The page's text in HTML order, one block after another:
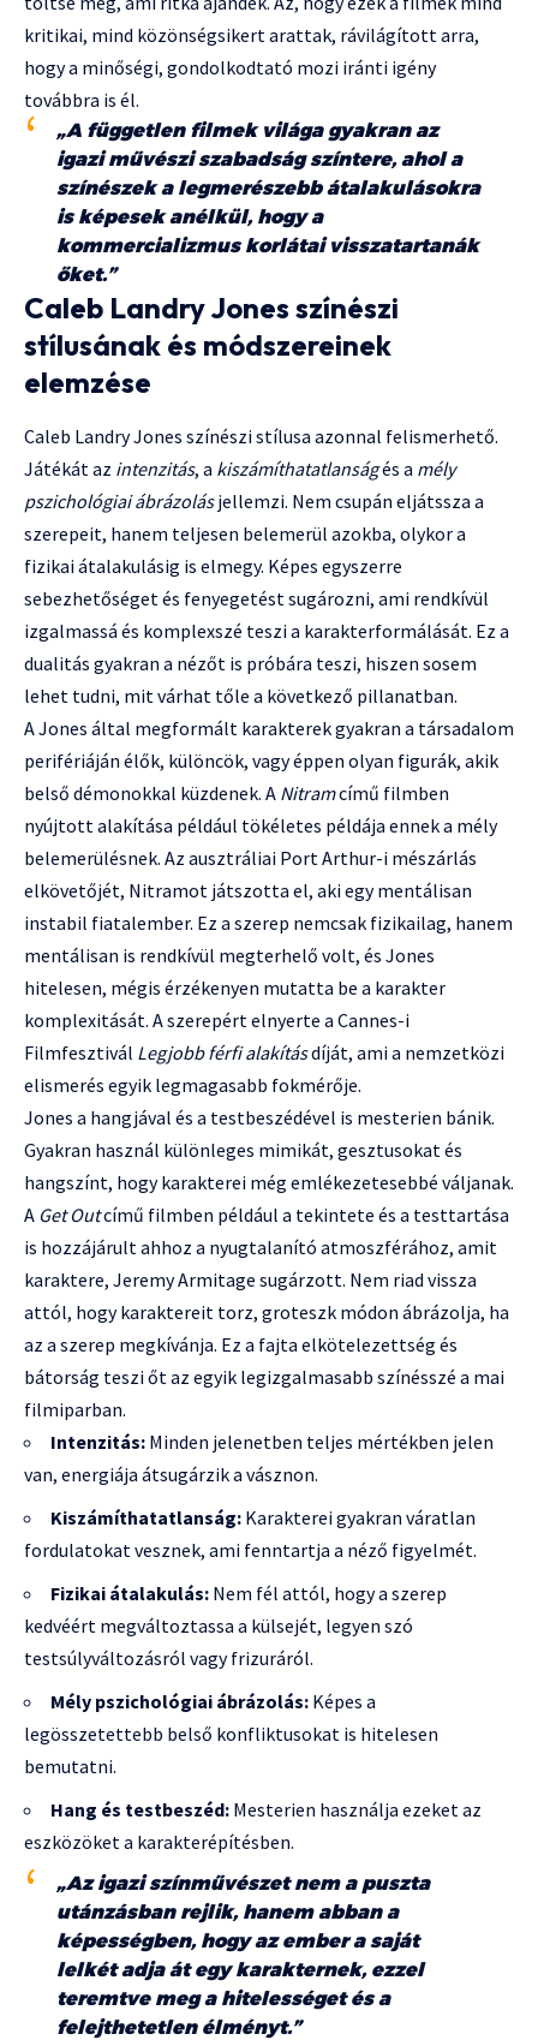
kritikai, mind közönségsikert arattak, rávilágított arra,
hogy a minőségi, gondolkodtató mozi iránti igény
továbbra is él.
„A független filmek világa gyakran az
igazi művészi szabadság színtere, ahol a
színészek a legmerészebb átalakulásokra
is képesek anélkül, hogy a
kommercializmus korlátai visszatartanák
őket.”
Caleb Landry Jones színészi
stílusának és módszereinek
elemzése
Caleb Landry Jones színészi stílusa azonnal felismerhető.
Játékát az intenzitás, a kiszámíthatatlanságés a mély
pszichológiai ábrázolásjellemzi. Nem csupán eljátssza a
szerepeit, hanem teljesen belemerül azokba, olykor a
fizikai átalakulásig is elmegy. Képes egyszerre
sebezhetőséget és fenyegetést sugározni, ami rendkívül
izgalmassá és komplexszé teszi a karakterformálását. Ez a
dualitás gyakran a nézőt is próbára teszi, hiszen sosem
lehet tudni, mit várhat tőle a következő pillanatban.
A Jones által megformált karakterek gyakran a társadalom
perifériáján élők, különcök, vagy éppen olyan figurák, akik
belső démonokkal küzdenek. A Nitramcímű filmben
nyújtott alakítása például tökéletes példája ennek a mély
belemerülésnek. Az ausztráliai Port Arthur-i mészárlás
elkövetőjét, Nitramot játszotta el, aki egy mentálisan
instabil fiatalember. Ez a szerep nemcsak fizikailag, hanem
mentálisan is rendkívül megterhelő volt, és Jones
hitelesen, mégis érzékenyen mutatta be a karakter
komplexitását. A szerepért elnyerte a Cannes-i
Filmfesztivál Legjobb férfi alakításdíját, ami a nemzetközi
elismerés egyik legmagasabb fokmérője.
Jones a hangjával és a testbeszédével is mesterien bánik.
Gyakran használ különleges mimikát, gesztusokat és
hangszínt, hogy karakterei még emlékezetesebbé váljanak.
A Get Outcímű filmben például a tekintete és a testtartása
is hozzájárult ahhoz a nyugtalanító atmoszférához, amit
karaktere, Jeremy Armitage sugárzott. Nem riad vissza
attól, hogy karaktereit torz, groteszk módon ábrázolja, ha
az a szerep megkívánja. Ez a fajta elkötelezettség és
bátorság teszi őt az egyik legizgalmasabb színésszé a mai
filmiparban.
Intenzitás: Minden jelenetben teljes mértékben jelen
van, energiája átsugárzik a vásznon.
Kiszámíthatatlanság: Karakterei gyakran váratlan
fordulatokat vesznek, ami fenntartja a néző figyelmét.
Fizikai átalakulás: Nem fél attól, hogy a szerep
kedvéért megváltoztassa a külsejét, legyen szó
testsúlyváltozásról vagy frizuráról.
Mély pszichológiai ábrázolás: Képes a
legösszetettebb belső konfliktusokat is hitelesen
bemutatni.
Hang és testbeszéd: Mesterien használja ezeket az
eszközöket a karakterépítésben.
„Az igazi színművészet nem a puszta
utánzásban rejlik, hanem abban a
képességben, hogy az ember a saját
lelkét adja át egy karakternek, ezzel
teremtve meg a hitelességet és a
felejthetetlen élményt.”